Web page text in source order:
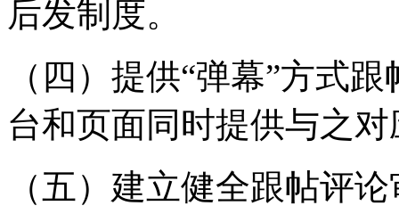
后发制度。
（四）提供“弹幕”方式
台和页面同时提供与之
（五）建立健全跟帖评